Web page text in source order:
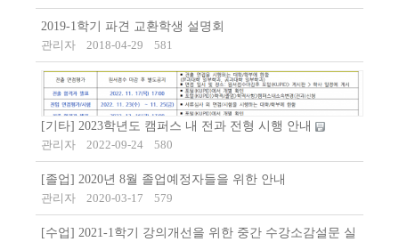
2019-1학기 파견 교환학생 설명회
관리자
2018-04-29 581
[기타] 2023학년도 캠퍼스 내 전과 전형 시행 안내
관리자
2022-09-24 580
[졸업] 2020년 8월 졸업예정자들을 위한 안내
관리자
2020-03-17 579
[수업] 2021-1학기 강의개선을 위한 중간 수강소감설문 실